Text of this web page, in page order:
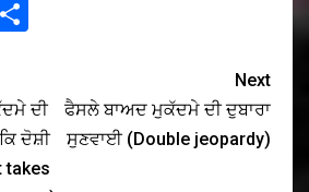
Email
ਦੀ
ਦੋਸ਼ੀ
takes
Next
ਫੈਸਲੇ ਬਾਅਦ ਮੁਕੱਦਮੇ ਦੀ ਦੁਬਾਰਾ
ਸੁਣਵਾਈ (Double jeopardy)